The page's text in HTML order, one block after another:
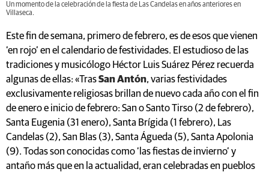
Un momento de la celebración de la fiesta de Las Candelas en años anteriores en
Villaseca.
Este fin de semana, primero de febrero, es de esos que vienen
‘en rojo’ en el calendario de festividades. El estudioso de las
tradiciones y musicólogo Héctor Luis Suárez Pérez recuerda
algunas de ellas: «TrasSan Antón, varias festividades
exclusivamente religiosas brillan de nuevo cada año con el fin
de enero e inicio de febrero: San o Santo Tirso (2 de febrero),
Santa Eugenia (31 enero), Santa Brígida (1 febrero), Las
Candelas (2), San Blas (3), Santa Águeda (5), Santa Apolonia
(9). Todas son conocidas como ‘las fiestas de invierno’ y
antaño más que en la actualidad, eran celebradas en pueblos